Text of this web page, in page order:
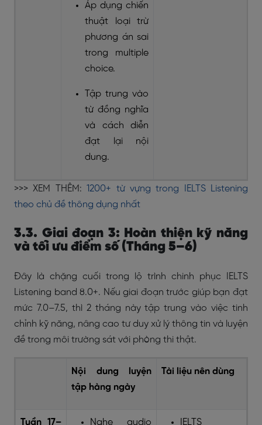
Áp dụng chiến
thuật loại trừ
phương án sai
trong multiple
choice.
Tập trung vào
từ đồng nghĩa
và cách diễn
đạt lại nội
dung.
>>> XEM THÊM:1200+ từ vựng trong IELTS Listening
theo chủ đề thông dụng nhất
3.3. Giai đoạn 3: Hoàn thiện kỹ năng
và tối ưu điểm số (Tháng 5–6)
Đây là chặng cuối trong lộ trình chinh phục IELTS
Listening band 8.0+. Nếu giai đoạn trước giúp bạn đạt
mức 7.0–7.5, thì 2 tháng này tập trung vào việc tinh
chỉnh kỹ năng, nâng cao tư duy xử lý thông tin và luyện
đề trong môi trường sát với phòng thi thật.
Nội dung luyện
tập hàng ngày
Tài liệu nên dùng
Tuần 17– Nghe audio IELTS